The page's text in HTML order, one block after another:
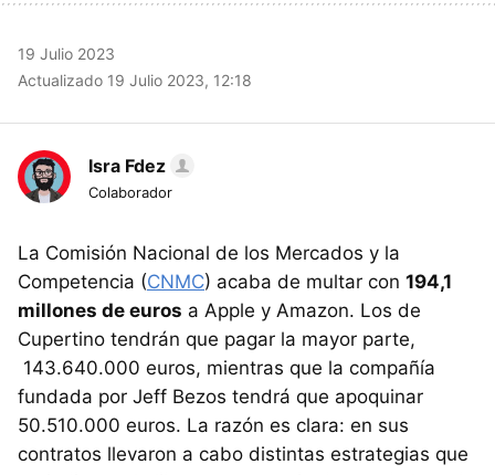
19 Julio 2023
Actualizado 19 Julio 2023, 12:18
Isra Fdez
Colaborador
La Comisión Nacional de los Mercados y la
Competencia (CNMC) acaba de multar con 194,1
millones de euros a Apple y Amazon. Los de
Cupertino tendrán que pagar la mayor parte,
143.640.000 euros, mientras que la compañía
fundada por Jeff Bezos tendrá que apoquinar
50.510.000 euros. La razón es clara: en sus
contratos llevaron a cabo distintas estrategias que